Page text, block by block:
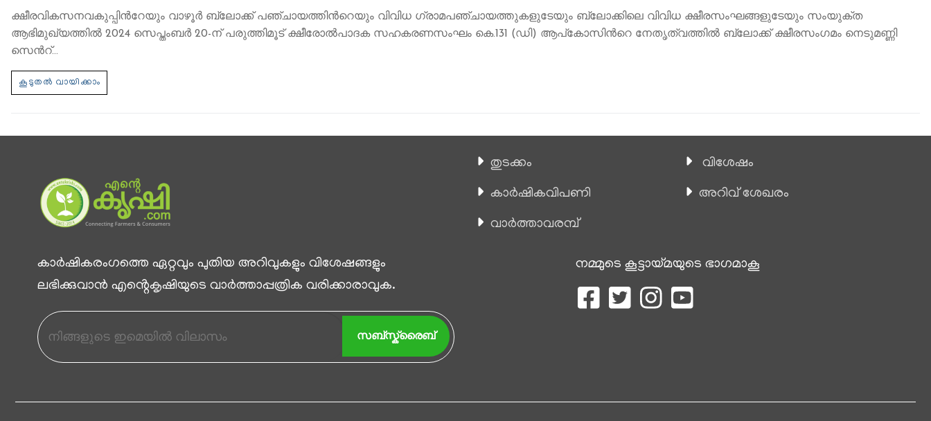
ക്ഷീരവികസനവകുപ്പിന്‍റേയും വാഴൂര്‍ ബ്ലോക്ക് പഞ്ചായത്തിന്‍റെയും വിവിധ ഗ്രാമപഞ്ചായത്തുകളുടേയും ബ്ലോക്കിലെ വിവിധ ക്ഷീരസംഘങ്ങളുടേയും സംയുക്ത
ആഭിമുഖ്യത്തില്‍ 2024 സെപ്തംബര്‍ 20-ന് പരുത്തിമൂട് ക്ഷീരോല്‍പാദക സഹകരണസംഘം കെ.131 (ഡി) ആപ്കോസിന്‍റെ നേതൃത്വത്തില്‍ ബ്ലോക്ക് ക്ഷീരസംഗമം നെടുമണ്ണി
സെന്‍റ്…
കാര്‍ഷികരംഗത്തെ ഏറ്റവും പുതിയ അറിവുകളും വിശേഷങ്ങളും
ലഭിക്കുവാന്‍ എൻ്റെകൃഷിയുടെ വാര്‍ത്താപ്പത്രിക വരിക്കാരാവുക.
സബ്സ്ക്രൈബ്
തുടക്കം
കാ‍ർഷികവിപണി
വാര്‍ത്താവരമ്പ്
വിശേഷം
അറിവ് ശേഖരം
നമ്മുടെ കൂട്ടായ്മയുടെ ഭാഗമാകൂ